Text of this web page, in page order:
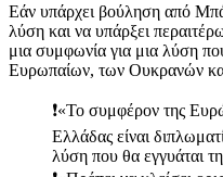
Εάν υπάρχει βούληση από
λύση και να υπάρξει
μια συμφωνία για μια λύση
Ευρωπαίων, των Ουκρανών
❗️«Το συμφέρον της
Ελλάδας είναι
λύση που θα εγγυάται